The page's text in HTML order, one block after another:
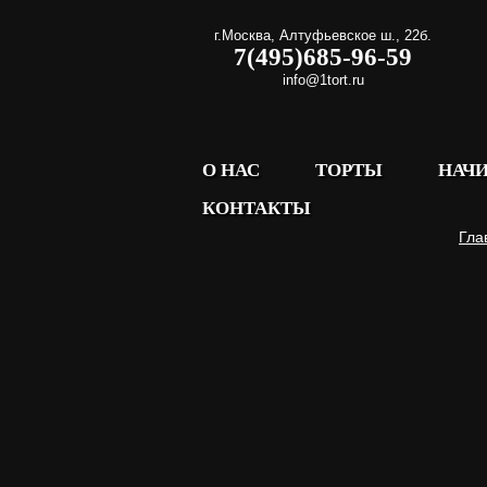
г.Москва, Алтуфьевское ш., 22б.
7(495)685-96-59
info@1tort.ru
О НАС ТОРТЫ
КОНТАКТЫ